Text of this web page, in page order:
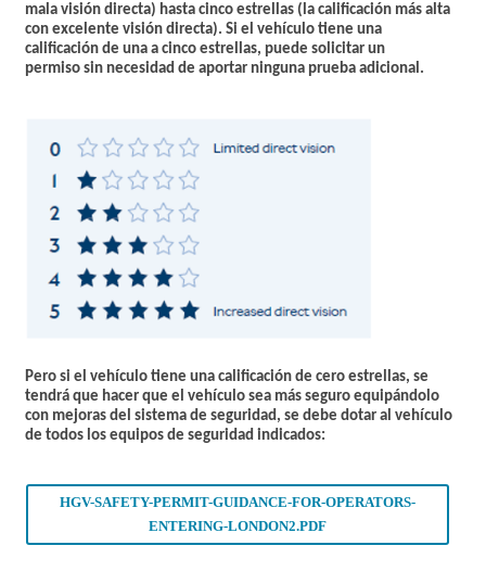
mala visión directa) hasta cinco estrellas (la calificación más alta
con excelente visión directa). Si el vehículo tiene una
calificación de una a cinco estrellas, puede solicitar un
permiso sin necesidad de aportar ninguna prueba adicional.
Pero si el vehículo tiene una calificación de cero estrellas, se
tendrá que hacer que el vehículo sea más seguro equipándolo
con mejoras del sistema de seguridad, se debe dotar al vehículo
de todos los equipos de seguridad indicados:
HGV-SAFETY-PERMIT-GUIDANCE-FOR-OPERATORS-
ENTERING-LONDON2.PDF